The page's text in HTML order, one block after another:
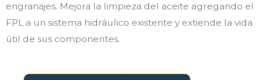
engranajes. Mejora la limpieza del aceite agregando el
FPL a un sistema hidráulico existente y extiende la vida
útil de sus componentes.